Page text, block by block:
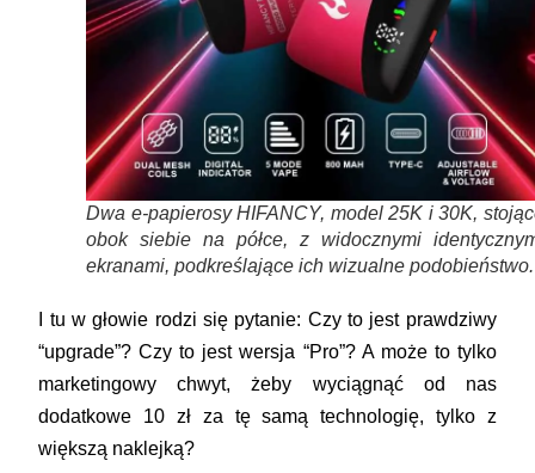
Dwa e-papierosy HIFANCY, model 25K i 30K,
obok siebie na półce, z widocznymi
ekranami, podkreślające ich wizualne podobieństwo.
I tu w głowie rodzi się pytanie: Czy to jest prawdziwy
“upgrade”? Czy to jest wersja “Pro”? A może to tylko
marketingowy chwyt, żeby wyciągnąć od nas
dodatkowe 10 zł za tę samą technologię, tylko z
większą naklejką?